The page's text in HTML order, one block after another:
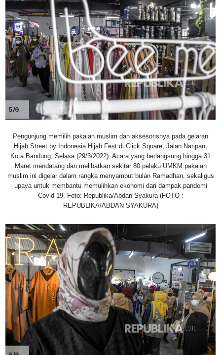
5/6
Pengunjung memilih pakaian muslim dan aksesorisnya pada gelaran
Hijab Street by Indonesia Hijab Fest di Click Square, Jalan Naripan,
Kota Bandung, Selasa (29/3/2022). Acara yang berlangsung hingga 31
Maret mendatang dan melibatkan sekitar 80 pelaku UMKM pakaian
muslim ini digelar dalam rangka menyambut bulan Ramadhan, sekaligus
upaya untuk membantu memulihkan ekonomi dari dampak pandemi
Covid-19. Foto: Republika/Abdan Syakura (FOTO :
REPUBLIKA/ABDAN SYAKURA)